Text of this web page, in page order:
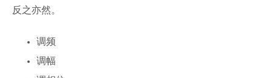
反之亦然。
调频
调幅